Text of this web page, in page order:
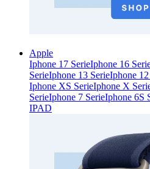
Apple
Iphone 17 SerieIphone 16
SerieIphone 13 SerieIphone
Iphone XS SerieIphone X
SerieIphone 7 SerieIphone 6S
IPAD